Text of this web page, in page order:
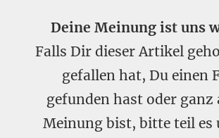
Deine Meinung ist uns
Falls Dir dieser Artikel
gefallen hat, Du einen
gefunden hast oder ganz
Meinung bist, bitte teil es